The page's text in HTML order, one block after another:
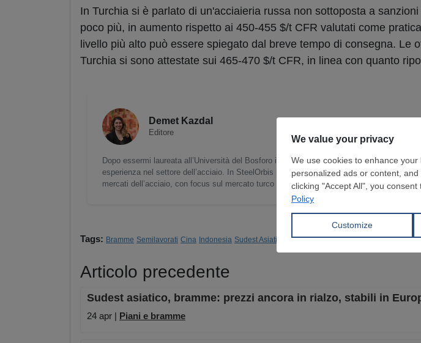
In Turchia si è parlato di un'acciaieria russa non sottoposta a
poco più, in aumento rispetto ai 450-455 $/t CFR valutati come
livello più alto può essere spiegato dal breve tempo di consegna. Le
Turchia si sono attestate sui 465-470 $/t CFR, in linea con quanto
Demet Kazdal
Editore
Dopo essermi laureata all’Università del Bosforo in Lingua e Letteratura Inglese ho
esperienza nel settore dell’acciaio. In SteelOrbis ricopro il ruolo di Head of Content
mercati dell’acciaio, con focus sul mercato turco e sulle dinamiche del mercato globale.
Tags: Bramme Semilavorati Cina Indonesia Sudest Asiatico Prod. Siderurgica
Articolo precedente
Sudest asiatico, bramme: prezzi ancora in rialzo, stabili in
24 apr | Piani e bramme